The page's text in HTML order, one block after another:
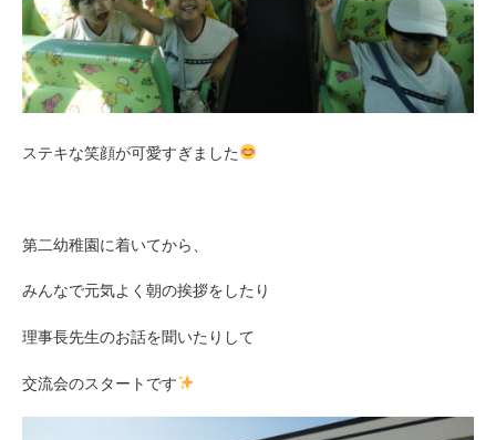
ステキな笑顔が可愛すぎました
第二幼稚園に着いてから、
みんなで元気よく朝の挨拶をしたり
理事長先生のお話を聞いたりして
交流会のスタートです